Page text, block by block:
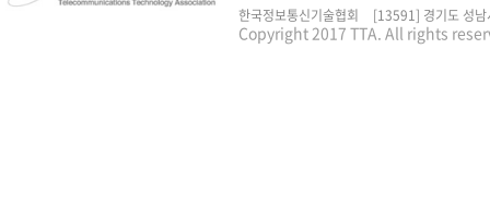
한국정보통신기술협회 [13591] 경기도 성
Copyright 2017 TTA. All rights